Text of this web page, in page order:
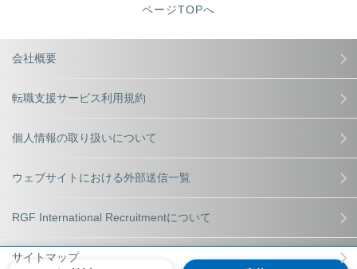
ページTOPへ
会社概要
転職支援サービス利用規約
個人情報の取り扱いについて
ウェブサイトにおける外部送信一覧
RGF International Recruitmentについて
サイトマップ